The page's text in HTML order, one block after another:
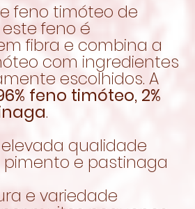
feno timóteo de
feno é
fibra e combina a
com ingredientes
escolhidos. A
feno timóteo, 2%
.
qualidade
pimento e pastinaga
e variedade